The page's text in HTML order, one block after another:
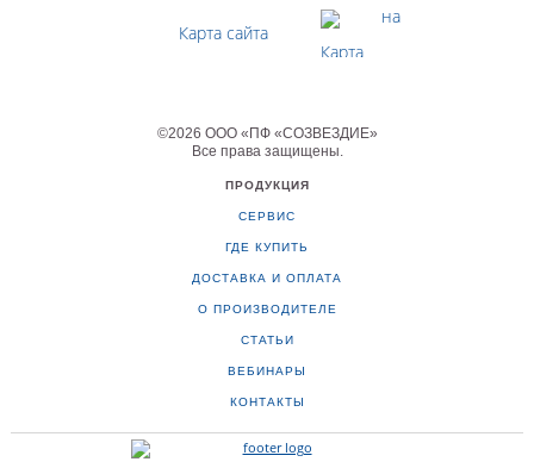
Карта сайта
©2026 ООО «ПФ «СОЗВЕЗДИЕ»
Все права защищены.
ПРОДУКЦИЯ
СЕРВИС
ГДЕ КУПИТЬ
ДОСТАВКА И ОПЛАТА
О ПРОИЗВОДИТЕЛЕ
СТАТЬИ
ВЕБИНАРЫ
КОНТАКТЫ